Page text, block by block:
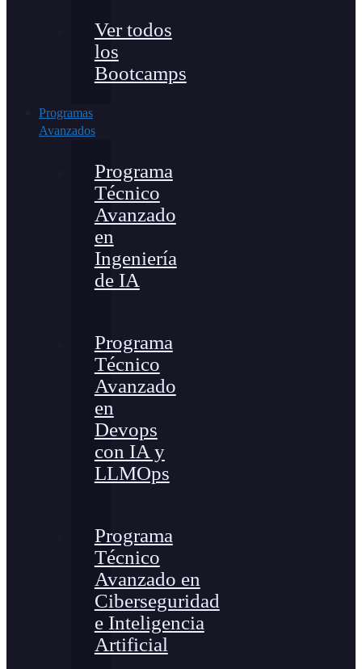
Ver todos
los
Bootcamps
Programas
Avanzados
Programa
Técnico
Avanzado
en
Ingeniería
de IA
Programa
Técnico
Avanzado
en
Devops
con IA y
LLMOps
Programa
Técnico
Avanzado en
Ciberseguridad
e Inteligencia
Artificial